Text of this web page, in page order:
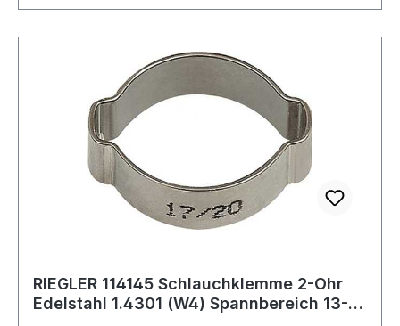
RIEGLER 114145 Schlauchklemme 2-Ohr
Edelstahl 1.4301 (W4) Spannbereich 13-15